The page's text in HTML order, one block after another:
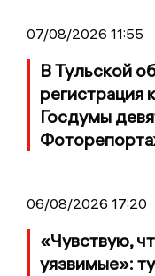
07/08/2026 11:55
В Тульской
регистрация
Госдумы
06/08/2026 17:20
«Чувствую,
уязвимые»: